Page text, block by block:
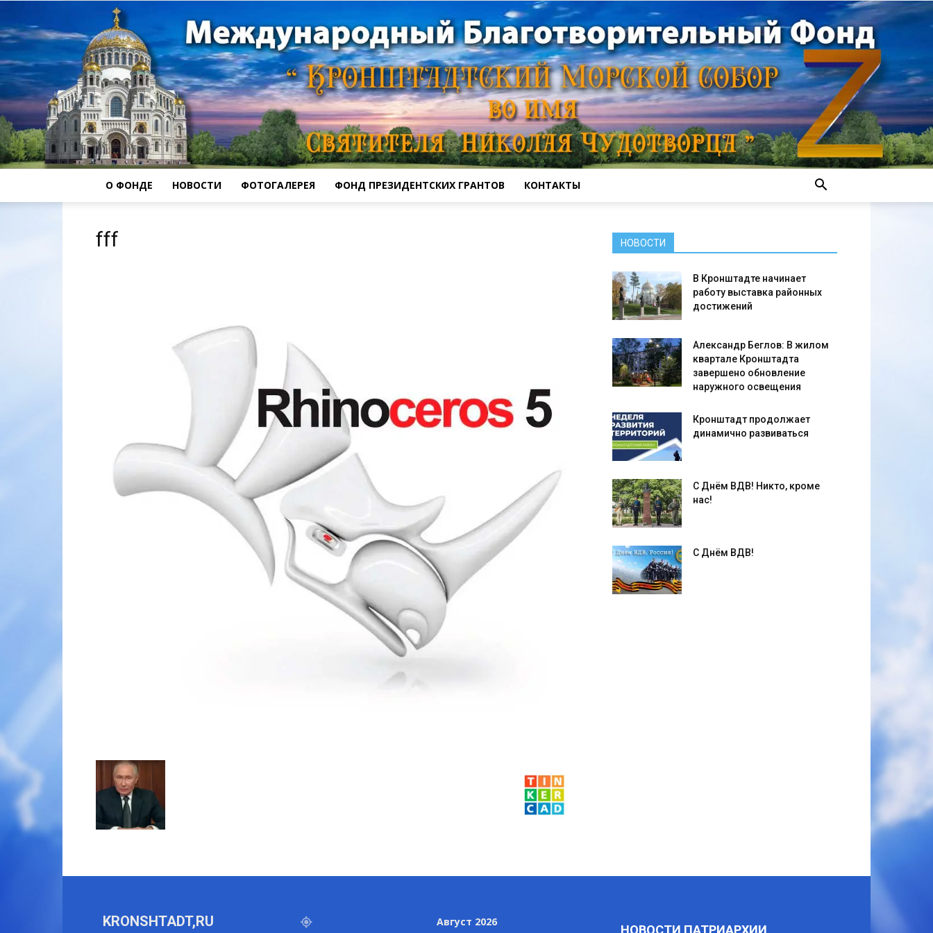
О ФОНДЕ НОВОСТИ ФОТОГАЛЕРЕЯ ФОНД ПРЕЗИДЕНТСКИХ ГРАНТОВ КОНТАКТЫ
fff НОВОСТИ
В Кронштадте начинает
работу выставка районных
достижений
Александр Беглов: В жилом
квартале Кронштадта
завершено обновление
наружного освещения
Кронштадт продолжает
динамично развиваться
С Днём ВДВ! Никто, кроме
нас!
С Днём ВДВ!
KRONSHTADT,RU Август 2026
НОВОСТИ ПАТРИАРХИИ